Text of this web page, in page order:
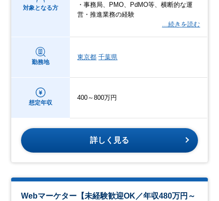
対象となる方
・事務局、PMO、PdMO等、横断的な運
営・推進業務の経験
…続きを読む
勤務地
東京都 千葉県
想定年収
400～800万円
詳しく見る
Webマーケター【未経験歓迎OK／年収480万円～